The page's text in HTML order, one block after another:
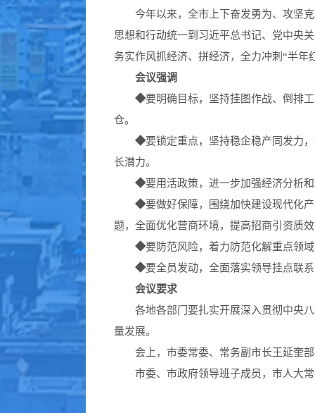
今年以来，全市上下奋发勇为、攻坚
思想和行动统一到 习近平总书记、 党中央
务实作风抓经济、 拼经济， 全力冲刺 “半年
会议强调
◆要明确目标， 坚持挂图作战、倒排
仓。
◆要锁定重点， 坚持稳企稳产 同 发力，
长潜力。
◆要用活政策， 进一步加强经济分析
◆要做好保障， 围绕加快建设现代化
题，全面优化营商环境， 提高招商引资质
◆要防范风险， 着力 防范化解重点领
◆要全员发动， 全面落实领导挂点联
会议要求
各地各部门要扎实开展深入贯彻中央
量发展。
会上，市委常委、常务副市长王延奎
市委、市政府领导班子成员，市人大